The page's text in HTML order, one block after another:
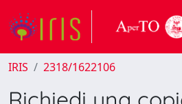
IRIS 2318/1622106